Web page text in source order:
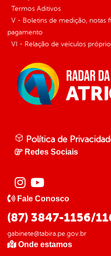
Termos Aditivos
V - Boletins de medição, notas
pagamento
VI - Relação de veículos
Política de
Redes Sociais
Fale Conosco
(87) 3847-1156/
gabinete@tabira.pe.gov.br
Onde estamos